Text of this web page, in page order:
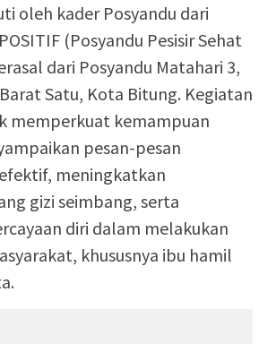
oleh kader Posyandu dari
(Posyandu Pesisir Sehat
dari Posyandu Matahari 3,
Satu, Kota Bitung. Kegiatan
memperkuat kemampuan
pesan-pesan
meningkatkan
gizi seimbang, serta
diri dalam melakukan
khususnya ibu hamil